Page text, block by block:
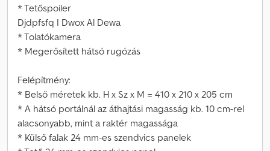
* Tetőspoiler
Djdpfsfq I Dwox Al Dewa
* Tolatókamera
* Megerősített hátsó rugózás
Felépítmény:
* Belső méretek kb. H x Sz x M = 410 x 210 x 205 cm
* A hátsó portálnál az áthajtási magasság kb. 10 cm-rel
alacsonyabb, mint a raktér magassága
* Külső falak 24 mm-es szendvics panelek